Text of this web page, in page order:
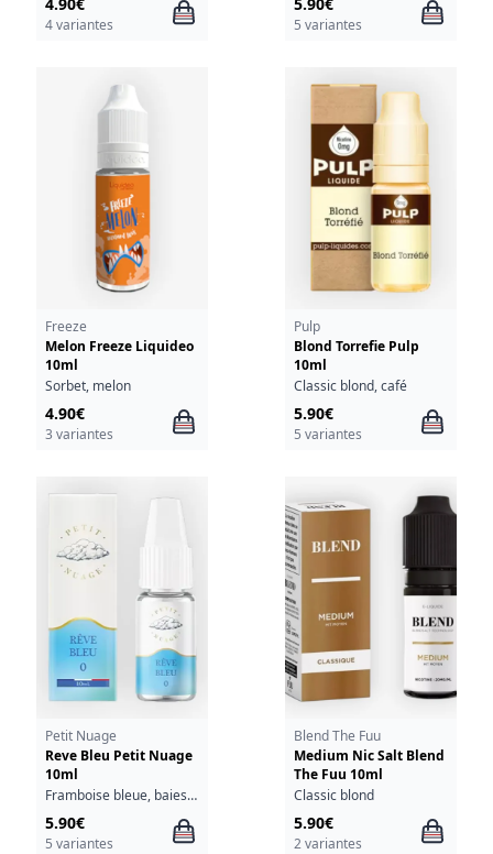
4 variantes 5 variantes
Freeze
Melon Freeze Liquideo
10ml
Sorbet, melon
4.90€
3 variantes
Pulp
Blond Torrefie Pulp
10ml
Classic blond, café
5.90€
5 variantes
Petit Nuage
Reve Bleu Petit Nuage
10ml
Framboise bleue, baies, fraîcheur
5.90€
5 variantes
Blend The Fuu
Medium Nic Salt Blend
The Fuu 10ml
Classic blond
5.90€
2 variantes